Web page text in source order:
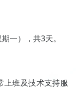
一），共3天。
上班及技术支持服